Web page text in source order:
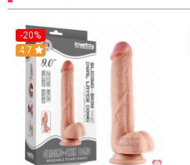
-20%
Hot
4.7